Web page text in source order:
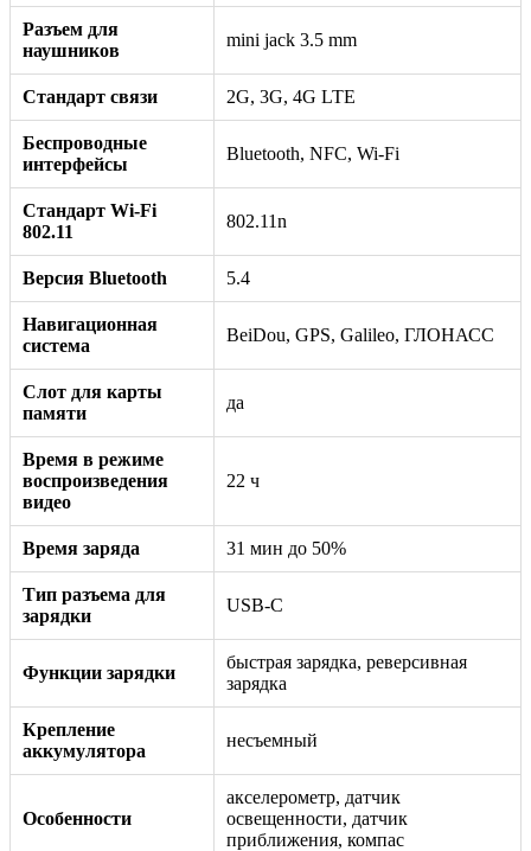
Разъем для
наушников
mini jack 3.5 mm
Стандарт связи 2G, 3G, 4G LTE
Беспроводные
интерфейсы
Bluetooth, NFC, Wi-Fi
Стандарт Wi-Fi
802.11
802.11n
Версия Bluetooth 5.4
Навигационная
система
BeiDou, GPS, Galileo, ГЛОНАСС
Слот для карты
памяти
да
Время в режиме
воспроизведения
видео
22 ч
Время заряда 31 мин до 50%
Тип разъема для
зарядки
USB-C
Функции зарядки
быстрая зарядка, реверсивная
зарядка
Крепление
аккумулятора
несъемный
Особенности
акселерометр, датчик
освещенности, датчик
приближения, компас